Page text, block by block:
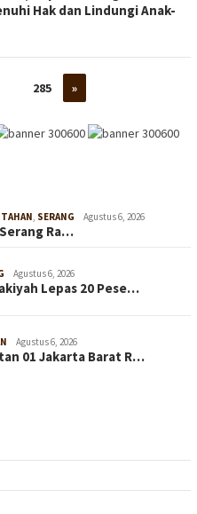
Hak dan Lindungi Anak-
285 »
, SERANG Agustus 6, 2026
Ra…
Agustus 6, 2026
Lepas 20 Pese…
Agustus 6, 2026
01 Jakarta Barat R…